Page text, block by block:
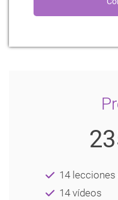
14
14 vídeos